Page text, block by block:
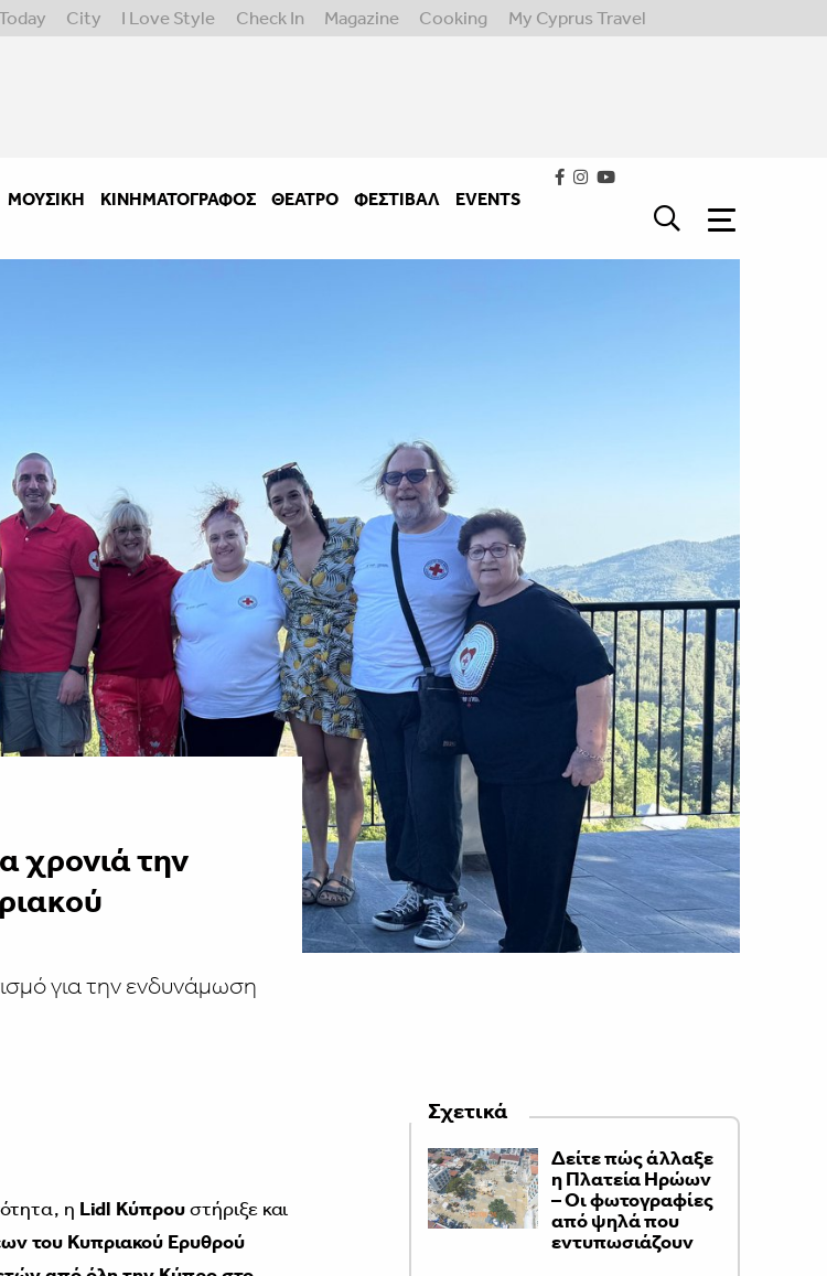
City I Love Style Check In Magazine Cooking My Cyprus Travel
ΜΟΥΣΙΚΉ ΚΙΝΗΜΑΤΟΓΡΆΦΟΣ ΘΈΑΤΡΟ ΦΕΣΤΙΒΑΛ
EVENTS
χρονιά την
για την ενδυνάμωση
η Lidl Κύπρουστήριξε και
του Κυπριακού Ερυθρού
Σχετικά
Δείτε πώς άλλαξε
η Πλατεία Ηρώων
– Οι φωτογραφίες
από ψηλά που
εντυπωσιάζουν